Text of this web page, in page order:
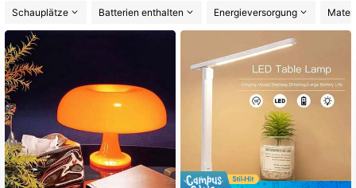
Schauplätze
Batterien enthalten Energieversorgung